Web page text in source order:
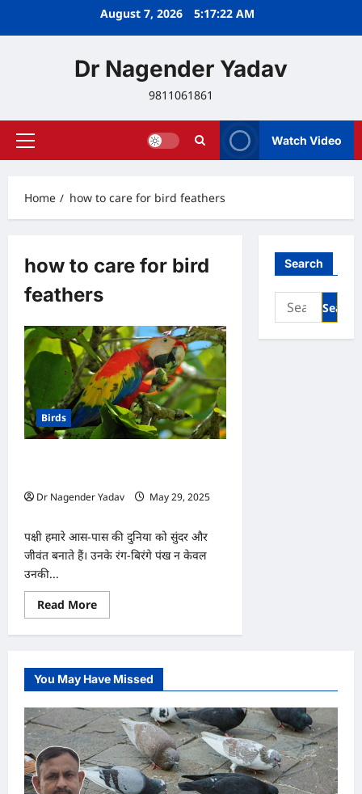
August 7, 2026 5:17:22 AM
Dr Nagender Yadav
9811061861
Primary
Watch Video
Home how to care for bird feathers
how to care for bird
feathers
Birds
Dr Nagender Yadav
May 29, 2025
पक्षी हमारे आस-पास की दुनिया को सुंदर और
जीवंत बनाते हैं। उनके रंग-बिरंगे पंख न केवल
उनकी...
Read MoreRead
more
पंखों
में
छिपा
है
पक्षी
का
स्वास्थ्य,
जानें
सही
देखभाल
का
तरीका
Search
Search
for:
You May Have Missed